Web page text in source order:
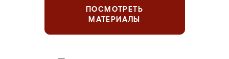
ПОСМОТРЕТЬ
МАТЕРИАЛЫ